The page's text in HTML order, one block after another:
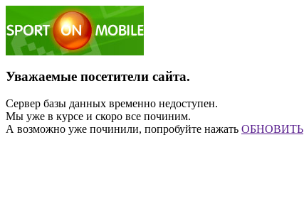
Уважаемые посетители сайта.
Сервер базы данных временно недоступен.
Мы уже в курсе и скоро все починим.
А возможно уже починили, попробуйте нажать ОБНОВИТЬ